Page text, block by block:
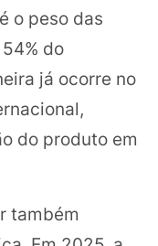
o peso das
do
já ocorre no
do produto em
também